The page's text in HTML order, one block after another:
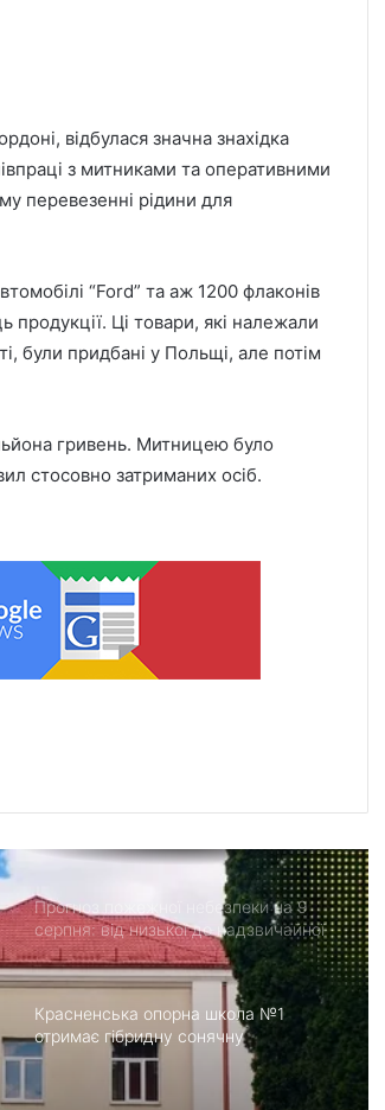
відбулася значна знахідка
з митниками та оперативними
перевезенні рідини для
“Ford” та аж 1200 флаконів
продукції. Ці товари, які належали
були придбані у Польщі, але потім
гривень. Митницею було
стосовно затриманих осіб.
Красненська опорна школа №1
Гідрологічна ситуація на річках
У Мостиськах тимчасово
призупинять централізоване
водопостачання
Прогноз пожежної небезпеки на 9
серпня: від низької до надзвичайної
Красненська опорна школа №1
отримає гібридну сонячну
електростанцію